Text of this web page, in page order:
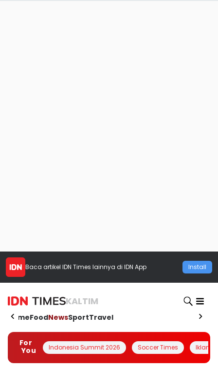
Baca artikel IDN Times lainnya di IDN App Install
KALTIM
HomeFoodNewsSportTravel
For
You
Indonesia Summit 2026 Soccer Times Iklanin